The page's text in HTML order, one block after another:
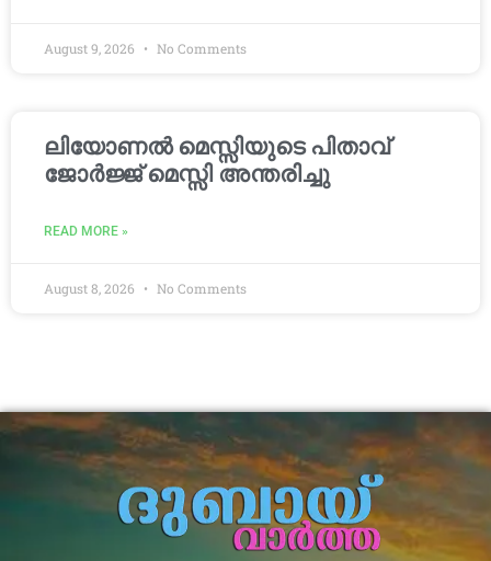
August 9, 2026 No Comments
ലിയോണൽ മെസ്സിയുടെ പിതാവ്
ജോർജ്ജ് മെസ്സി അന്തരിച്ചു
READ MORE »
August 8, 2026 No Comments